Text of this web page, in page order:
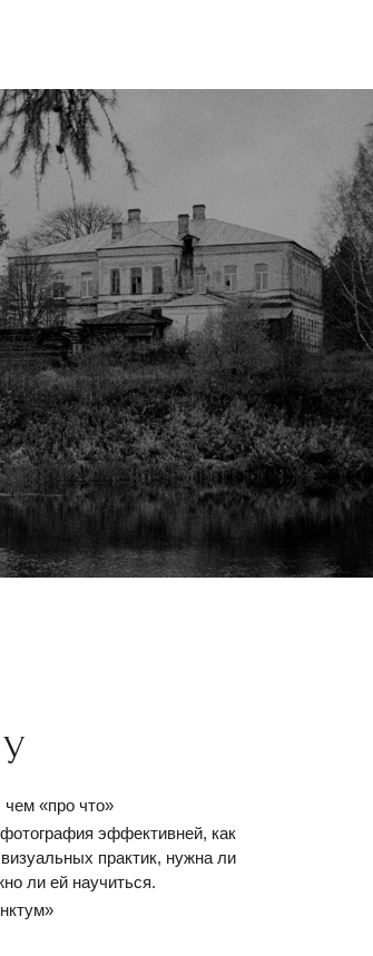
«про что»
эффективней, как
практик, нужна ли
ли ей научиться.